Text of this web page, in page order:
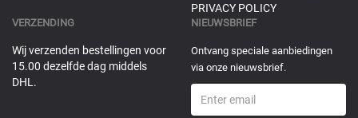
PRIVACY POLICY
VERZENDING
Wij verzenden bestellingen voor
15.00 dezelfde dag middels
DHL.
NIEUWSBRIEF
Ontvang speciale aanbiedingen
via onze nieuwsbrief.